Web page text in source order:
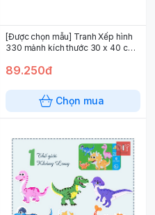
[Được chọn mẫu] Tranh Xếp hình
330 mảnh kích thước 30 x 40 cm
89.250đ
Chọn mua